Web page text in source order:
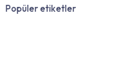
Popüler etiketler